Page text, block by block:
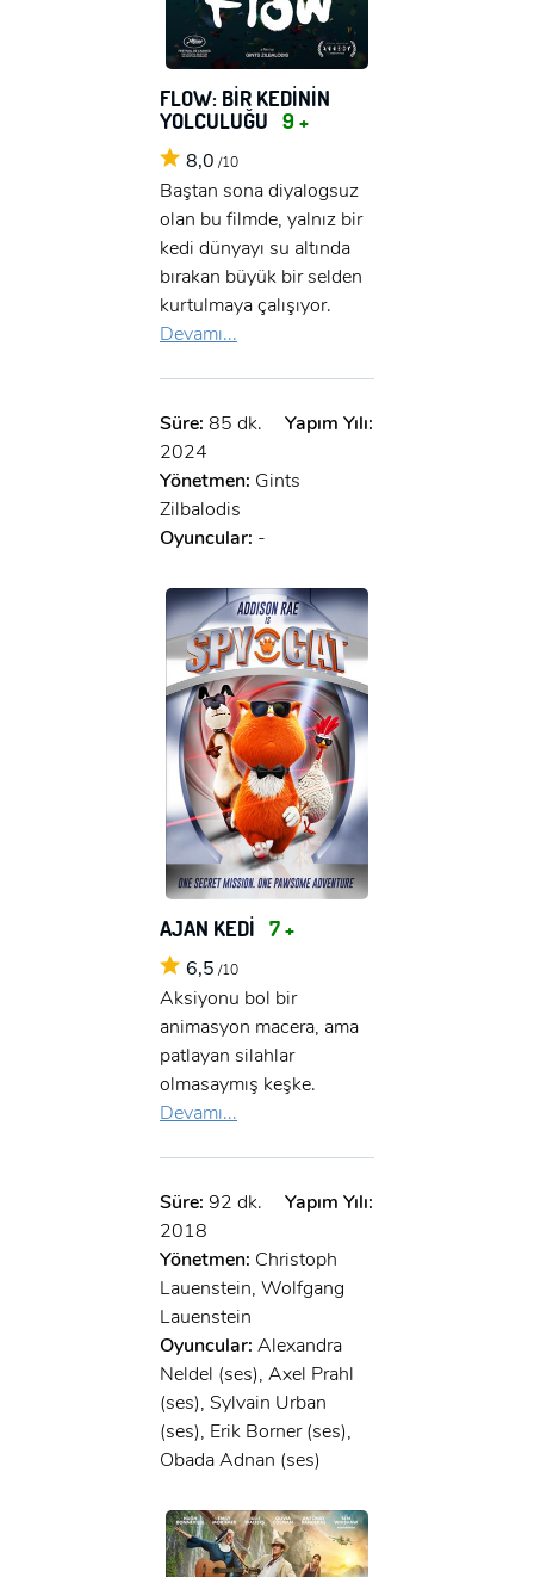
FLOW: BİR KEDİNİN
YOLCULUĞU 9 +
8,0 /10
Baştan sona diyalogsuz
olan bu filmde, yalnız bir
kedi dünyayı su altında
bırakan büyük bir selden
kurtulmaya çalışıyor.
Devamı...
Süre: 85 dk.
Yapım Yılı:
2024
Yönetmen: Gints
Zilbalodis
Oyuncular: -
AJAN KEDİ 7 +
6,5 /10
Aksiyonu bol bir
animasyon macera, ama
patlayan silahlar
olmasaymış keşke.
Devamı...
Süre: 92 dk.
Yapım Yılı:
2018
Yönetmen: Christoph
Lauenstein, Wolfgang
Lauenstein
Oyuncular: Alexandra
Neldel (ses), Axel Prahl
(ses), Sylvain Urban
(ses), Erik Borner (ses),
Obada Adnan (ses)